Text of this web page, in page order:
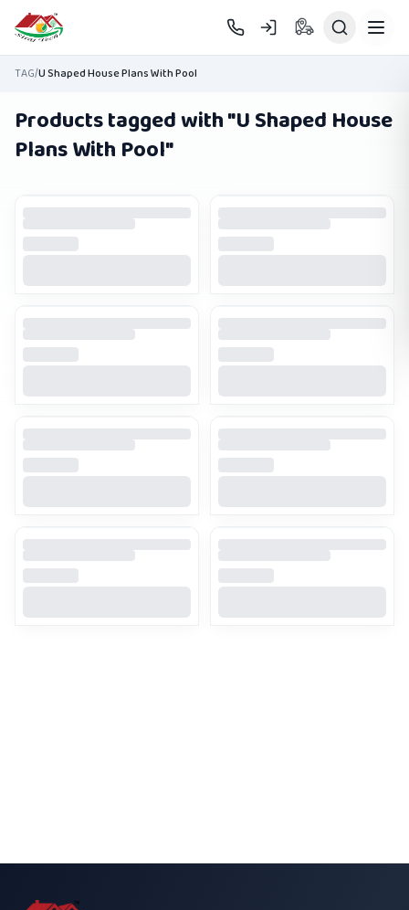
Skip to main content
TAG/U Shaped House Plans With Pool
Products tagged with "U Shaped House
Plans With Pool"